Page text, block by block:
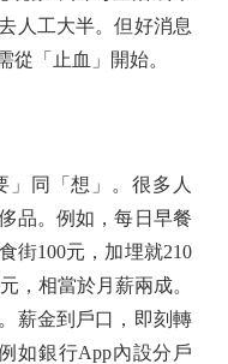
人工大半。但好消息
從「止血」開始。
同「想」。很多人
品。例如，每日早餐
街100元，加埋就210
，相當於月薪兩成。
薪金到戶口，即刻轉
如銀行App內設分戶